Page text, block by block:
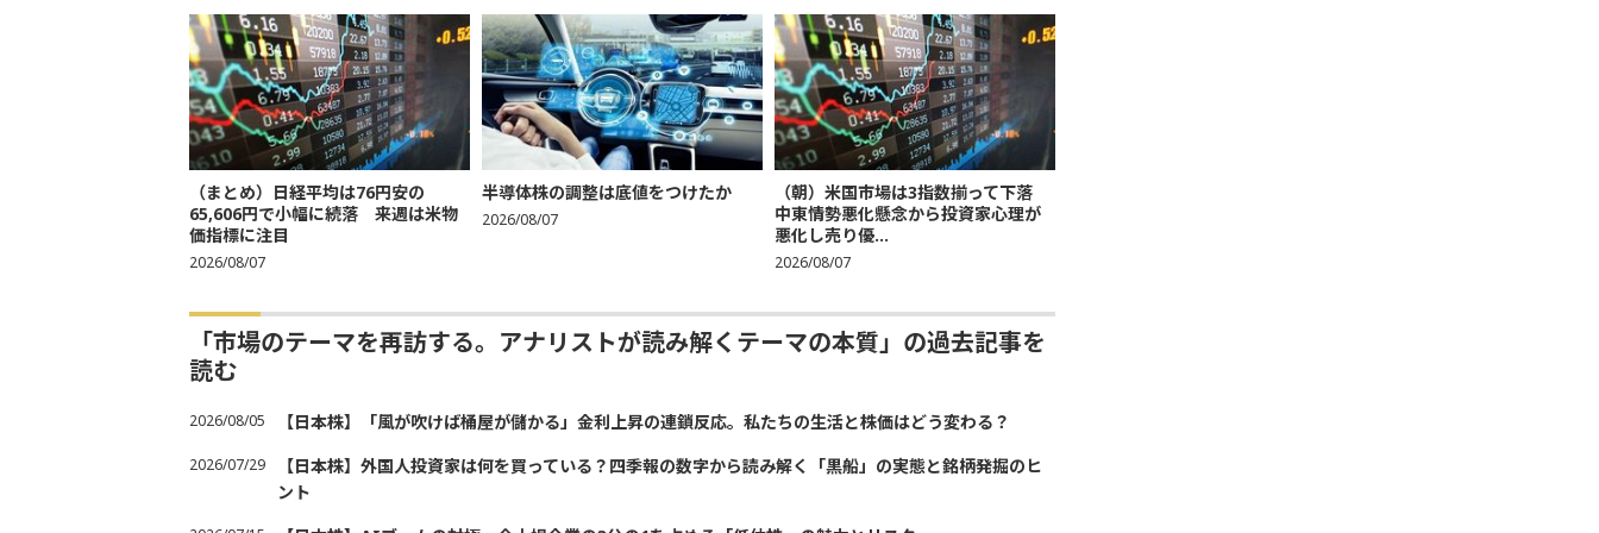
（まとめ）日経平均は76円安の
65,606円で小幅に続落 来週は米物
価指標に注目
2026/08/07
半導体株の調整は底値をつけたか
2026/08/07
（朝）米国市場は3指数揃って下落
中東情勢悪化懸念から投資家心理が
悪化し売り優...
2026/08/07
「市場のテーマを再訪する。アナリストが読み解くテーマの本質」の過去記事を
読む
2026/08/05 【日本株】「風が吹けば桶屋が儲かる」金利上昇の連鎖反応。私たちの生活と株価はどう変わる？
2026/07/29
【日本株】外国人投資家は何を買っている？四季報の数字から読み解く「黒船」の実態と銘柄発掘のヒ
ント